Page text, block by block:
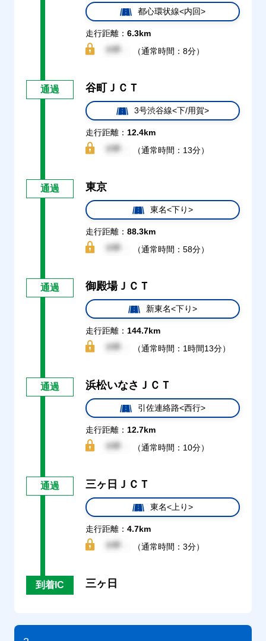
都心環状線<内回>
走行距離： 6.3km
（通常時間：8分）
通過 谷町ＪＣＴ
3号渋谷線<下/用賀>
走行距離： 12.4km
（通常時間：13分）
通過 東京
東名<下り>
走行距離： 88.3km
（通常時間：58分）
通過 御殿場ＪＣＴ
新東名<下り>
走行距離： 144.7km
（通常時間：1時間13分）
通過 浜松いなさＪＣＴ
引佐連絡路<西行>
走行距離： 12.7km
（通常時間：10分）
通過 三ヶ日ＪＣＴ
東名<上り>
走行距離： 4.7km
（通常時間：3分）
到着IC 三ヶ日